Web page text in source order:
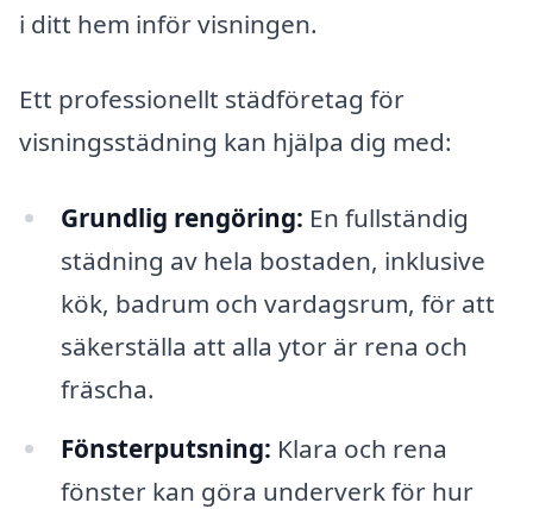
i ditt hem inför visningen.
Ett professionellt städföretag för
visningsstädning kan hjälpa dig med:
Grundlig rengöring: En fullständig
städning av hela bostaden, inklusive
kök, badrum och vardagsrum, för att
säkerställa att alla ytor är rena och
fräscha.
Fönsterputsning: Klara och rena
fönster kan göra underverk för hur